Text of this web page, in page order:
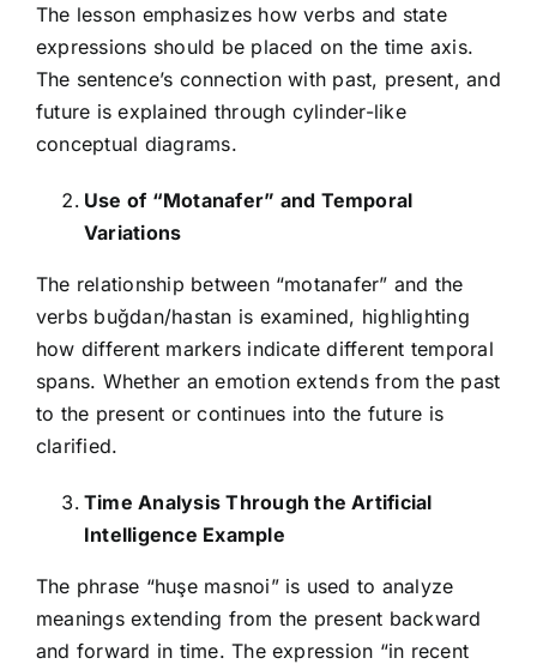
The lesson emphasizes how verbs and state
expressions should be placed on the time axis.
The sentence’s connection with past, present, and
future is explained through cylinder-like
conceptual diagrams.
Use of “Motanafer” and Temporal
Variations
The relationship between “motanafer” and the
verbs buğdan/hastan is examined, highlighting
how different markers indicate different temporal
spans. Whether an emotion extends from the past
to the present or continues into the future is
clarified.
Time Analysis Through the Artificial
Intelligence Example
The phrase “huşe masnoi” is used to analyze
meanings extending from the present backward
and forward in time. The expression “in recent